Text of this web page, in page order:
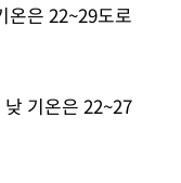
온은 22~29도로
기온은 22~27